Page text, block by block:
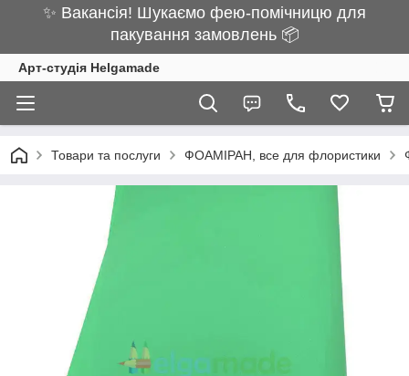
✨ Вакансія! Шукаємо фею-помічницю для
пакування замовлень 📦
Арт-студія Helgamade
Товари та послуги ФОАМІРАН, все для флористики